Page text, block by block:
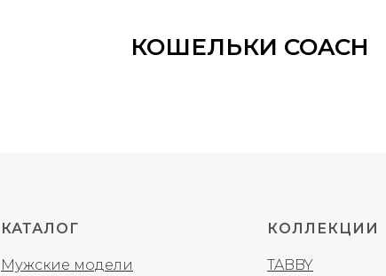
КОШЕЛЬКИ COACH
КАТАЛОГ
Мужские модели
КОЛЛЕКЦИИ
TABBY